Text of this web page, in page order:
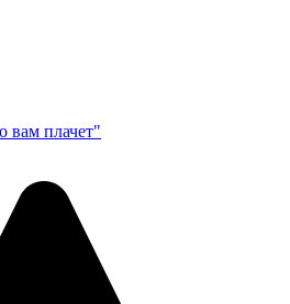
вам плачет"